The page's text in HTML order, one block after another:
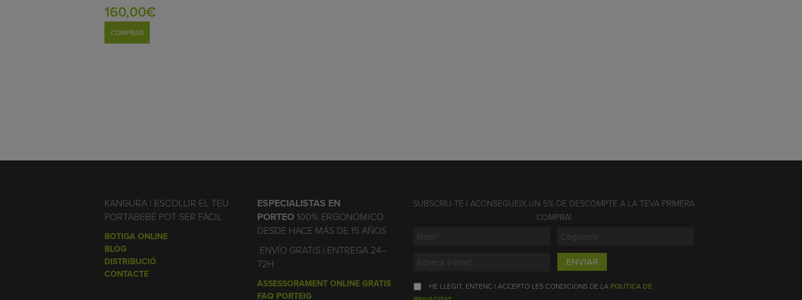
160,00€
COMPRAR
KANGURA | ESCOLLIR EL TEU
PORTABEBÉ POT SER FÀCIL
BOTIGA ONLINE
BLOG
DISTRIBUCIÓ
CONTACTE
ESPECIALISTAS EN
PORTEO100% ERGONÓMICO
DESDE HACE MÁS DE 15 AÑOS
ENVÍO GRATIS | ENTREGA 24–
72H
ASSESSORAMENT ONLINE GRATIS
FAQ PORTEIG
SUBSCRIU-TE I ACONSEGUEIX UN 5% DE DESCOMPTE A LA TEVA PRIMERA
COMPRA!
ENVIAR
HE LLEGIT, ENTENC I ACCEPTO LES CONDICIONS DE LA POLÍTICA DE